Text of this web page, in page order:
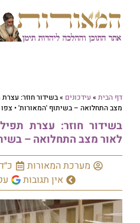
דף הבית » עידכונים »בשידור חוזר:
מצב התחלואה – בשיתוף 'המאורות' • צפו
בשידור חוזר: עצרת
לאור מצב התחלואה –
מערכת המאורות
אין תגובות